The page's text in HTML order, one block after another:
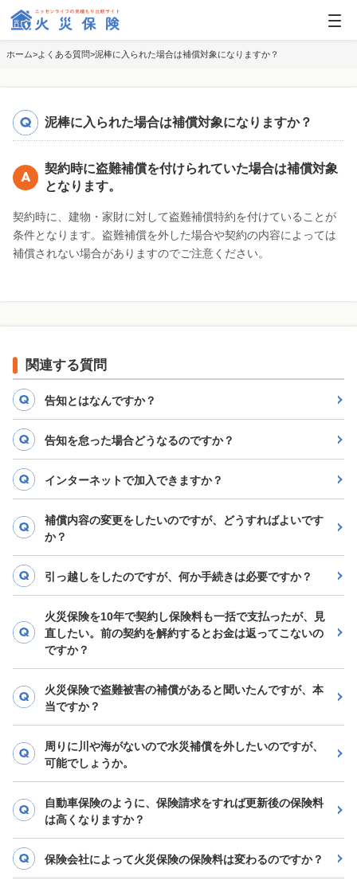
ホーム よくある質問 泥棒に入られた場合は補償対象になりますか？
泥棒に入られた場合は補償対象になりますか？
契約時に盗難補償を付けられていた場合は補償対象
となります。
契約時に、建物・家財に対して盗難補償特約を付けていることが
条件となります。盗難補償を外した場合や契約の内容によっては
補償されない場合がありますのでご注意ください。
関連する質問
告知とはなんですか？
告知を怠った場合どうなるのですか？
インターネットで加入できますか？
補償内容の変更をしたいのですが、どうすればよいです
か？
引っ越しをしたのですが、何か手続きは必要ですか？
火災保険を10年で契約し保険料も一括で支払ったが、見
直したい。前の契約を解約するとお金は返ってこないの
ですか？
火災保険で盗難被害の補償があると聞いたんですが、本
当ですか？
周りに川や海がないので水災補償を外したいのですが、
可能でしょうか。
自動車保険のように、保険請求をすれば更新後の保険料
は高くなりますか？
保険会社によって火災保険の保険料は変わるのですか？